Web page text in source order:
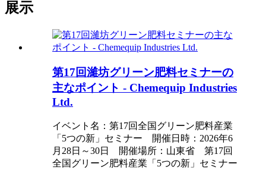
展示
第17回濰坊グリーン肥料セミナーの
主なポイント - Chemequip Industries
Ltd.
イベント名：第17回全国グリーン肥料産業
「5つの新」セミナー 開催日時：2026年6
月28日～30日 開催場所：山東省 第17回
全国グリーン肥料産業「5つの新」セミナー